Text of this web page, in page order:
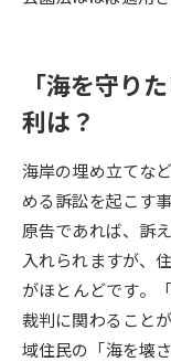
SELFBRAND特集ページ
オープンキャンパ
オープンキャンパス検索
来場型・Web型イベン
「海を守り
利は？
海岸の埋め立てな
める訴訟を起こす
原告であれば、訴
入れられますが、
がほとんどです。
裁判に関わること
域住民の「海を壊